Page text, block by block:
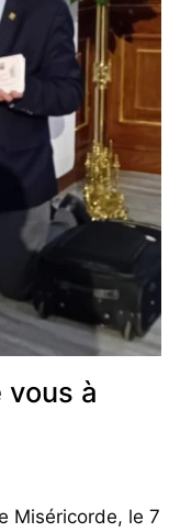
vous à
Miséricorde, le 7